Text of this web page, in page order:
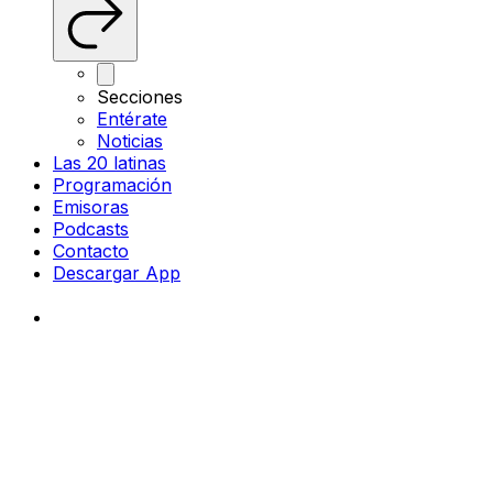
Secciones
Entérate
Noticias
Las 20 latinas
Programación
Emisoras
Podcasts
Contacto
Descargar App